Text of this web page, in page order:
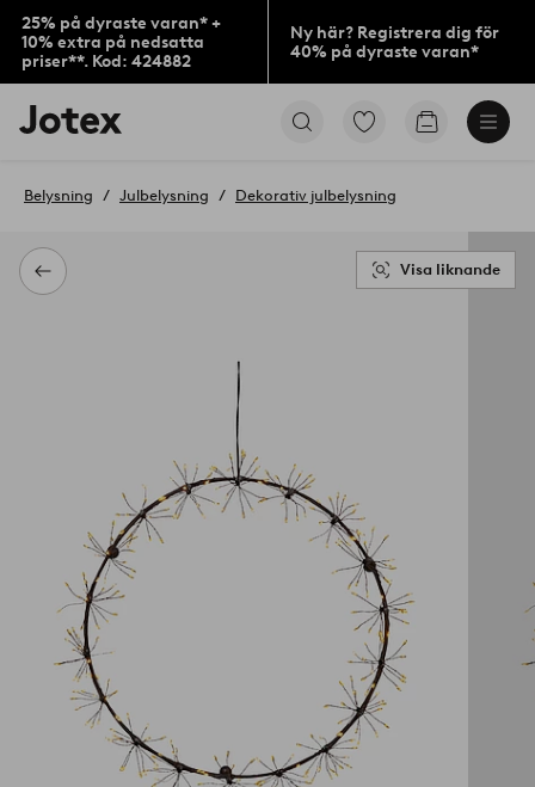
25% på dyraste varan* +
10% extra på nedsatta
priser**. Kod: 424882
Ny här? Registrera dig för
40% på dyraste varan*
Jotex
logotyp
till
Gå
produkter
Gå
Tillbaka
Belysning Julbelysning Dekorativ julbelysning
Visa liknande